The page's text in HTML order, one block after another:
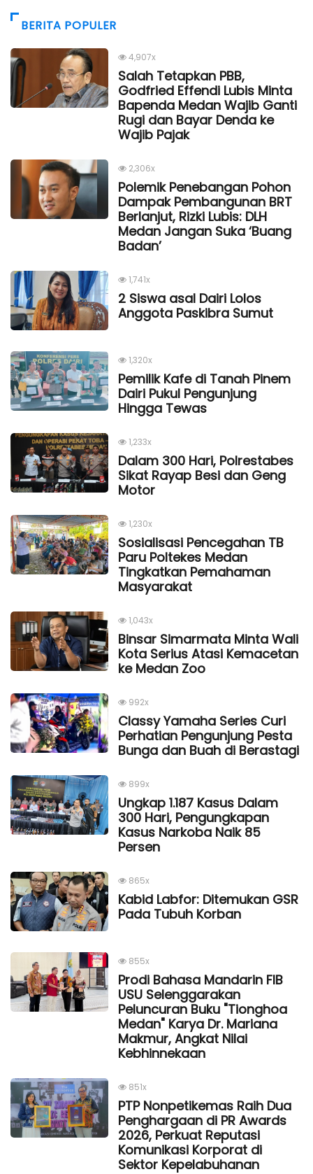
BERITA POPULER
4,907x
Salah Tetapkan PBB,
Godfried Effendi Lubis Minta
Bapenda Medan Wajib Ganti
Rugi dan Bayar Denda ke
Wajib Pajak
2,306x
Polemik Penebangan Pohon
Dampak Pembangunan BRT
Berlanjut, Rizki Lubis: DLH
Medan Jangan Suka ‘Buang
Badan’
1,741x
2 Siswa asal Dairi Lolos
Anggota Paskibra Sumut
1,320x
Pemilik Kafe di Tanah Pinem
Dairi Pukul Pengunjung
Hingga Tewas
1,233x
Dalam 300 Hari, Polrestabes
Sikat Rayap Besi dan Geng
Motor
1,230x
Sosialisasi Pencegahan TB
Paru Poltekes Medan
Tingkatkan Pemahaman
Masyarakat
1,043x
Binsar Simarmata Minta Wali
Kota Serius Atasi Kemacetan
ke Medan Zoo
992x
Classy Yamaha Series Curi
Perhatian Pengunjung Pesta
Bunga dan Buah di Berastagi
899x
Ungkap 1.187 Kasus Dalam
300 Hari, Pengungkapan
Kasus Narkoba Naik 85
Persen
865x
Kabid Labfor: Ditemukan GSR
Pada Tubuh Korban
855x
Prodi Bahasa Mandarin FIB
USU Selenggarakan
Peluncuran Buku "Tionghoa
Medan" Karya Dr. Mariana
Makmur, Angkat Nilai
Kebhinnekaan
851x
PTP Nonpetikemas Raih Dua
Penghargaan di PR Awards
2026, Perkuat Reputasi
Komunikasi Korporat di
Sektor Kepelabuhanan